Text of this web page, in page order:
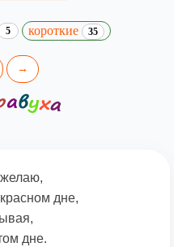
5 короткие 35
→
желаю,
дне,
дне.